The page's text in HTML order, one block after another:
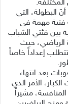
آل علي أنّ البطولة، التي
فنية مهمة في
بين فئتي الشباب
الرياضي، حيث
إعداداً خاصاً
بعد انتهاء
الأمر الذي
مشيراً